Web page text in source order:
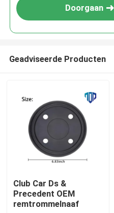
Doorgaan
Geadviseerde Producten
Club Car Ds &
Precedent OEM
remtrommelnaaf